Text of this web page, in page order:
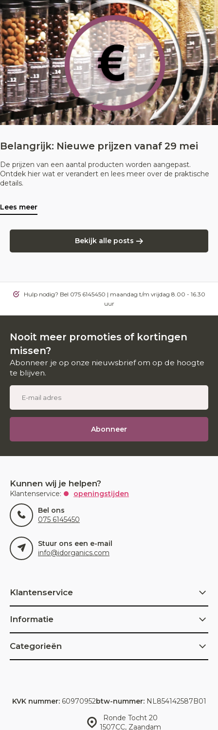
Belangrijk: Nieuwe prijzen vanaf 29 mei
De prijzen van een aantal producten worden aangepast.
Ontdek hier wat er verandert en lees meer over de praktische
details.
Lees meer
Bekijk alle posts
Hulp nodig? Bel 075 6145450 | maandag t/m vrijdag 8.00 - 16.30
uur
Nooit meer promoties of kortingen
missen?
Abonneer je op onze nieuwsbrief om op de hoogte
te blijven.
Abonneer
Kunnen wij je helpen?
Klantenservice:
openingstijden
Bel ons
075 6145450
Stuur ons een e-mail
info@idorganics.com
Klantenservice
Informatie
Categorieën
Ronde Tocht 20
1507CC, Zaandam
KVK nummer:60970952btw-nummer:NL854142587B01